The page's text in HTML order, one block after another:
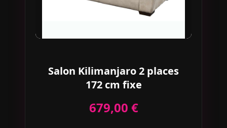
Salon Kilimanjaro 2 places
172 cm fixe
679,00 €